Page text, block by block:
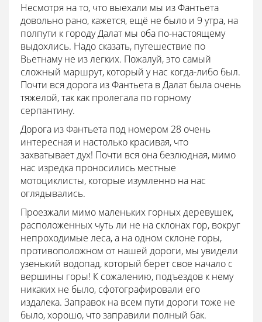
Несмотря на то, что выехали мы из Фантьета
довольно рано, кажется, ещё не было и 9 утра, на
полпути к городу Далат мы оба по-настоящему
выдохлись. Надо сказать, путешествие по
Вьетнаму не из легких. Пожалуй, это самый
сложный маршрут, который у нас когда-либо был.
Почти вся дорога из Фантьета в Далат была очень
тяжелой, так как пролегала по горному
серпантину.
Дорога из Фантьета под номером 28 очень
интересная и настолько красивая, что
захватывает дух! Почти вся она безлюдная, мимо
нас изредка проносились местные
мотоциклисты, которые изумленно на нас
оглядывались.
Проезжали мимо маленьких горных деревушек,
расположенных чуть ли не на склонах гор, вокруг
непроходимые леса, а на одном склоне горы,
противоположном от нашей дороги, мы увидели
узенький водопад, который берет свое начало с
вершины горы! К сожалению, подъездов к нему
никаких не было, сфотографировали его
издалека. Заправок на всем пути дороги тоже не
было, хорошо, что заправили полный бак.